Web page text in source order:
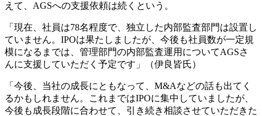
えて、AGSへの支援依頼は続くという。
「現在、社員は78名程度で、独立した内部監査部門は設置し
ていません。IPOは果たしましたが、今後も社員数が一定規
模になるまでは、管理部門の内部監査運用についてAGSさ
んに支援していただく予定です」（伊良皆氏）
「今後、当社の成長にともなって、M&Aなどの話も出てく
るかもしれません。これまではIPOに集中していましたが、
今後も成長段階に合わせて、引き続き相談させていただきた